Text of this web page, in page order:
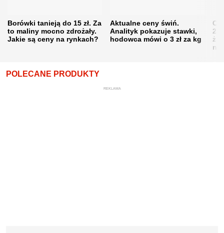
Borówki tanieją do 15 zł. Za
to maliny mocno zdrożały.
Jakie są ceny na rynkach?
Aktualne ceny świń.
Analityk pokazuje stawki,
hodowca mówi o 3 zł za kg
POLECANE PRODUKTY
REKLAMA